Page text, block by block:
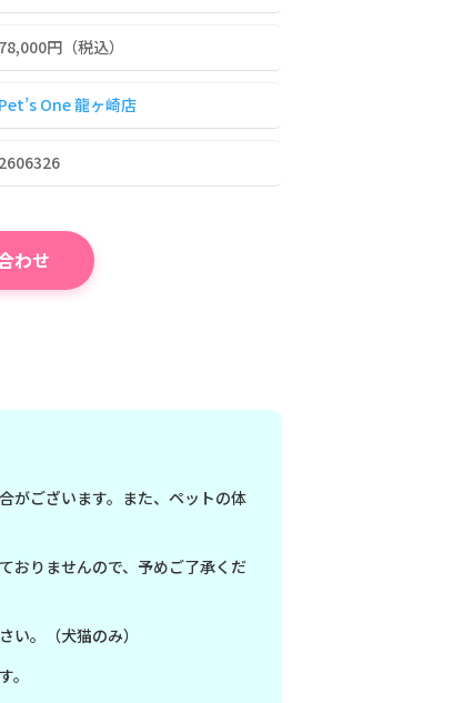
78,000円（税込）
Pet’s One 龍ヶ崎店
2606326
わせ
がございます。また、ペットの体
おりませんので、予めご了承くだ
。（犬猫のみ）